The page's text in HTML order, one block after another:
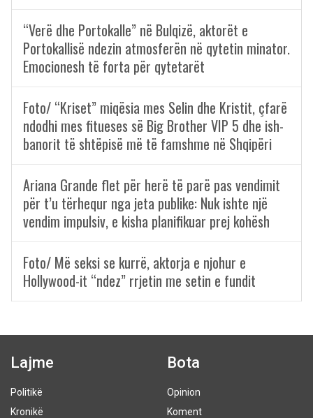
“Verë dhe Portokalle” në Bulqizë, aktorët e
Portokallisë ndezin atmosferën në qytetin minator.
Emocionesh të forta për qytetarët
Foto/ “Kriset” miqësia mes Selin dhe Kristit, çfarë
ndodhi mes fitueses së Big Brother VIP 5 dhe ish-
banorit të shtëpisë më të famshme në Shqipëri
Ariana Grande flet për herë të parë pas vendimit
për t’u tërhequr nga jeta publike: Nuk ishte një
vendim impulsiv, e kisha planifikuar prej kohësh
Foto/ Më seksi se kurrë, aktorja e njohur e
Hollywood-it “ndez” rrjetin me setin e fundit
Lajme
Politikë
Kronikë
Bota
Opinion
Koment